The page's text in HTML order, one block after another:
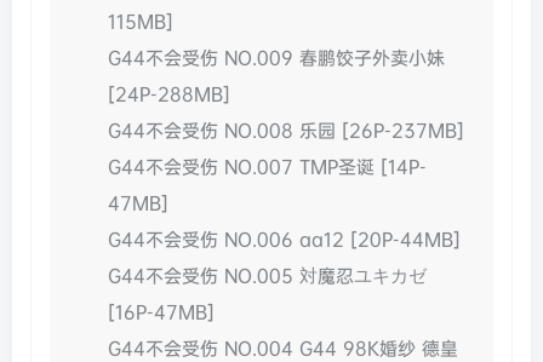
115MB]
G44不会受伤 NO.009 春鹏饺子外卖小妹
[24P-288MB]
G44不会受伤 NO.008 乐园 [26P-237MB]
G44不会受伤 NO.007 TMP圣诞 [14P-
47MB]
G44不会受伤 NO.006 aa12 [20P-44MB]
G44不会受伤 NO.005 対魔忍ユキカゼ
[16P-47MB]
G44不会受伤 NO.004 G44 98K婚纱 德皇